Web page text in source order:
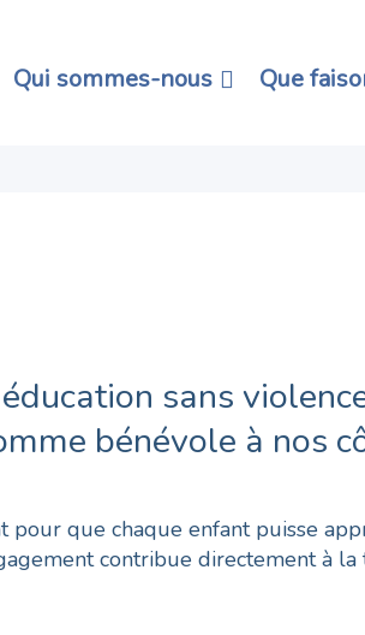
Qui sommes-nous Que
sans
bénévole à nos
pour que chaque enfant puisse
contribue directement à la